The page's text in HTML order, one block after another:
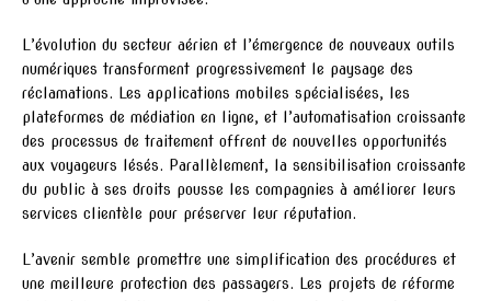
L’évolution du secteur aérien et l’émergence de nouveaux outils
numériques transforment progressivement le paysage des
réclamations. Les applications mobiles spécialisées, les
plateformes de médiation en ligne, et l’automatisation croissante
des processus de traitement offrent de nouvelles opportunités
aux voyageurs lésés. Parallèlement, la sensibilisation croissante
du public à ses droits pousse les compagnies à améliorer leurs
services clientèle pour préserver leur réputation.
L’avenir semble promettre une simplification des procédures et
une meilleure protection des passagers. Les projets de réforme